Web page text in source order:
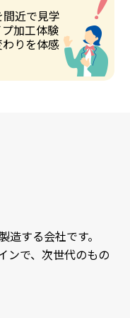
近で見学
加工体験
りを体感
する会社です。
ンで、次世代のもの